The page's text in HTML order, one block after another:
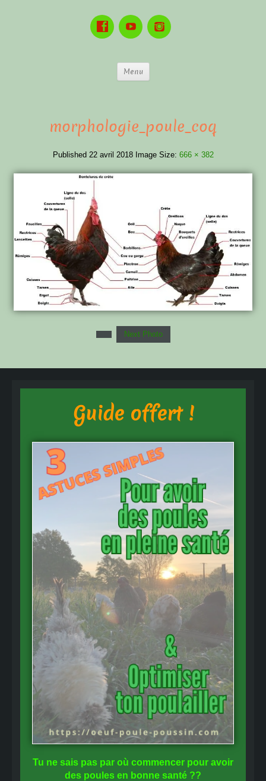
Menu
morphologie_poule_coq
Published 22 avril 2018 Image Size: 666 × 382
Next Photo
Guide offert !
Tu ne sais pas par où commencer pour avoir
des poules en bonne santé ??